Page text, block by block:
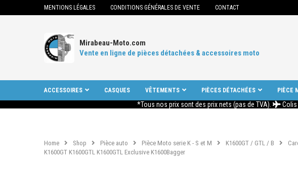
MENTIONS LÉGALES CONDITIONS GÉNÉRALES DE VENTE CONTACT
Mirabeau-Moto.com
Vente en ligne de pièces détachées & accessoires moto
ACCESSOIRES CASQUES VÊTEMENTS PIÈCES DÉTACHÉES PIÈCE
*Tous nos prix sont des prix nets (pas de TVA). Colis
Home Shop Pièce auto Pièce Moto serie K - S et M K1600GT / GTL / B
K1600GT K1600GTL K1600GTL Exclusive K1600Bagger